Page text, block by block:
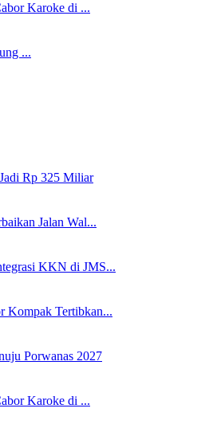
Karoke di ...
...
Rp 325 Miliar
Jalan Wal...
KKN di JMS...
Kompak Tertibkan...
Porwanas 2027
Karoke di ...